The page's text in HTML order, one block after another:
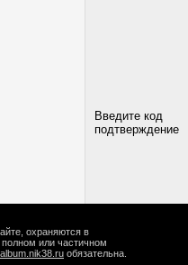
Введите код
подтверждение
охраняются в
или частичном
обязательна.